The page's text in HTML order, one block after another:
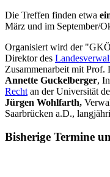
Die Treffen finden etwa
März und im September/
Organisiert wird der
Direktor des
Zusammenarbeit mit Prof.
Annette Guckelberger,
Recht an der Universität
Jürgen Wohlfarth,
Saarbrücken a.D.,
Bisherige Termine